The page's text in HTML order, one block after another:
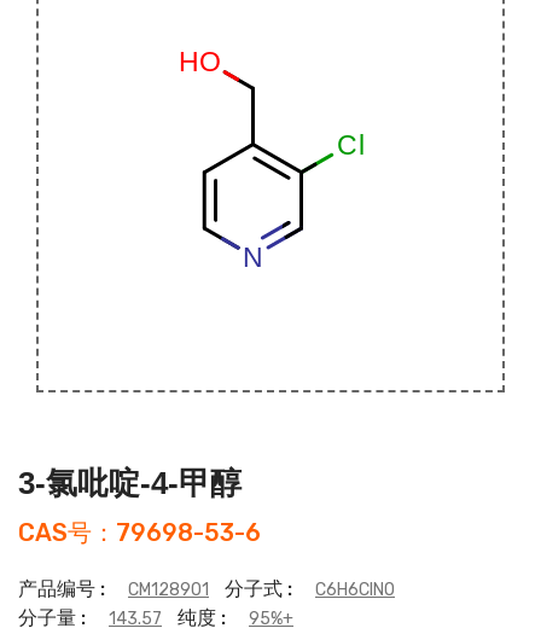
3-氯吡啶-4-甲醇
CAS号：79698-53-6
产品编号 : CM128901 分子式 : C6H6ClNO
分子量 : 143.57 纯度 : 95%+